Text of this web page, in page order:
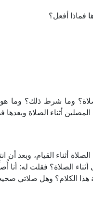
فماذا أفعل؟
وما شرط ذلك؟ وما
أثناء الصلاة
أثناء القيام، وبعد أن
الصلاة؟ فقلت له: أنا
الكلام؟ وهل صلاتي